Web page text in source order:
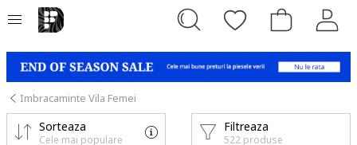
Imbracaminte Vila Femei
Filtreaza
522 produse
Sorteaza
Cele mai populare